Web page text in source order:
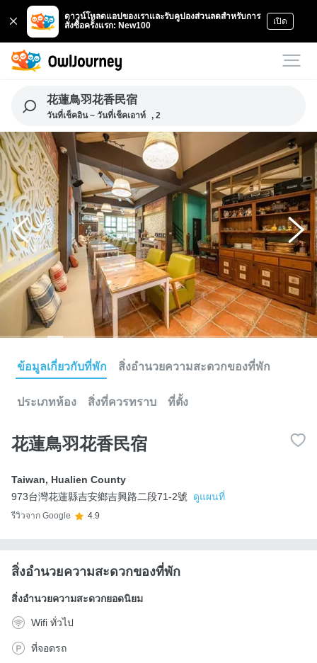
ดาวน์โหลดแอปของเราและรับคูปองส่วนลดสำหรับการ
สั่งซื้อครั้งแรก: New100
เปิด
花蓮鳥羽花香民宿
วันที่เช็คอิน ~ วันที่เช็คเอาท์ , 2
ข้อมูลเกี่ยวกับที่พัก สิ่งอำนวยความสะดวกของที่พัก
ประเภทห้อง สิ่งที่ควรทราบ ที่ตั้ง
花蓮鳥羽花香民宿
Taiwan, Hualien County
973台灣花蓮縣吉安鄉吉興路二段71-2號
ดูแผนที่
รีวิวจาก Google 4.9
สิ่งอำนวยความสะดวกของที่พัก
สิ่งอำนวยความสะดวกยอดนิยม
Wifi ทั่วไป
ที่จอดรถ